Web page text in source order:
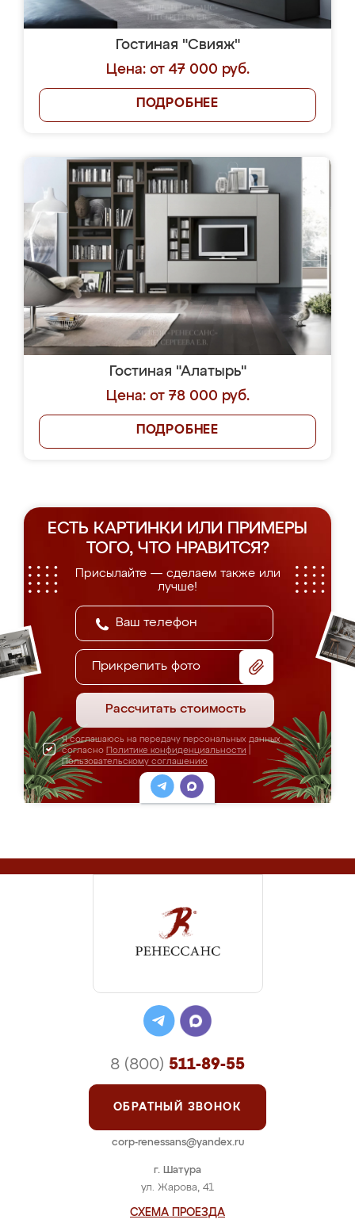
Гостиная "Свияж"
Цена: от 47 000 руб.
ПОДРОБНЕЕ
Гостиная "Алатырь"
Цена: от 78 000 руб.
ПОДРОБНЕЕ
ЕСТЬ КАРТИНКИ ИЛИ ПРИМЕРЫ
ТОГО, ЧТО НРАВИТСЯ?
Присылайте — сделаем также или
лучше!
Прикрепить фото
Рассчитать стоимость
Я соглашаюсь на передачу персональных данных
согласно Политике конфиденциальности
Пользовательскому соглашению
г. Шатура
ул. Жарова, 41
СХЕМА ПРОЕЗДА
8 (800) 511-89-55
ОБРАТНЫЙ ЗВОНОК
corp-renessans@yandex.ru